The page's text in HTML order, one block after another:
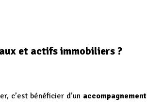
et actifs immobiliers ?
c’est bénéficier d’un accompagnement